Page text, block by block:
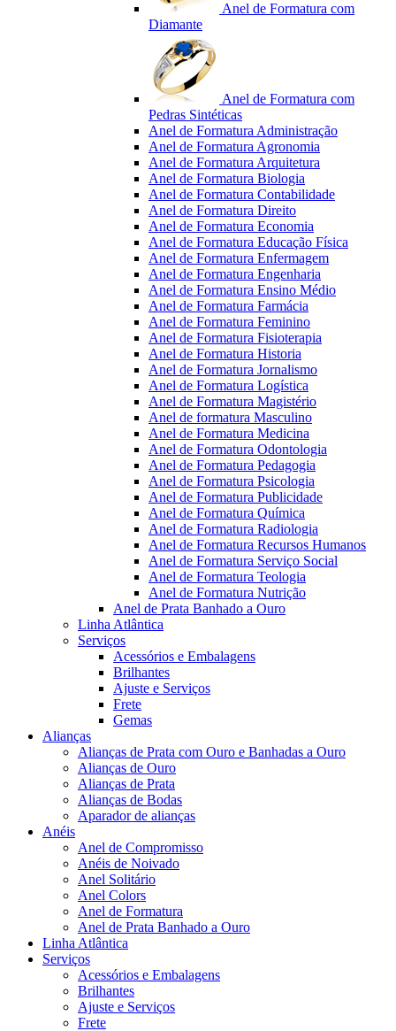
Anel de Formatura com
Diamante
Anel de Formatura com
Pedras Sintéticas
Anel de Formatura Administração
Anel de Formatura Agronomia
Anel de Formatura Arquitetura
Anel de Formatura Biologia
Anel de Formatura Contabilidade
Anel de Formatura Direito
Anel de Formatura Economia
Anel de Formatura Educação Física
Anel de Formatura Enfermagem
Anel de Formatura Engenharia
Anel de Formatura Ensino Médio
Anel de Formatura Farmácia
Anel de Formatura Feminino
Anel de Formatura Fisioterapia
Anel de Formatura Historia
Anel de Formatura Jornalismo
Anel de Formatura Logística
Anel de Formatura Magistério
Anel de formatura Masculino
Anel de Formatura Medicina
Anel de Formatura Odontologia
Anel de Formatura Pedagogia
Anel de Formatura Psicologia
Anel de Formatura Publicidade
Anel de Formatura Química
Anel de Formatura Radiologia
Anel de Formatura Recursos Humanos
Anel de Formatura Serviço Social
Anel de Formatura Teologia
Anel de Formatura Nutrição
Anel de Prata Banhado a Ouro
Linha Atlântica
Serviços
Acessórios e Embalagens
Brilhantes
Ajuste e Serviços
Frete
Gemas
Alianças
Alianças de Prata com Ouro e Banhadas a Ouro
Alianças de Ouro
Alianças de Prata
Alianças de Bodas
Aparador de alianças
Anéis
Anel de Compromisso
Anéis de Noivado
Anel Solitário
Anel Colors
Anel de Formatura
Anel de Prata Banhado a Ouro
Linha Atlântica
Serviços
Acessórios e Embalagens
Brilhantes
Ajuste e Serviços
Frete